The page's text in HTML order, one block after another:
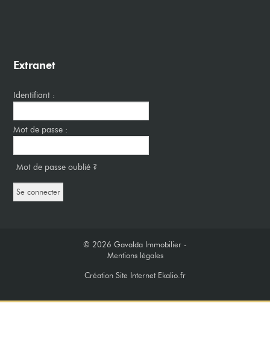
Extranet
Identifiant :
Mot de passe :
Mot de passe oublié ?
© 2026 Gavalda Immobilier -
Mentions légales
Création Site Internet Ekalio.fr